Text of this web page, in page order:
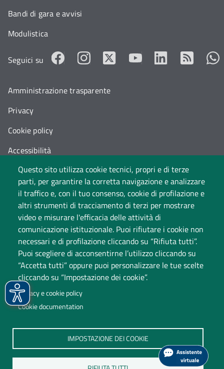
Questo sito utilizza cookie tecnici, propri e di terze
parti, per garantire la corretta navigazione e analizzare
il traffico e, con il tuo consenso, cookie di profilazione e
altri strumenti di tracciamento di terzi per mostrare
video e misurare l'efficacia delle attività di
comunicazione istituzionale. Puoi rifiutare i cookie non
necessari e di profilazione cliccando su “Rifiuta tutti”.
Puoi scegliere di acconsentirne l’utilizzo cliccando su
“Accetta tutti” oppure puoi personalizzare le tue scelte
cliccando su “Impostazione dei cookie”.
Privacy e cookie policy
Cookie documentation
IMPOSTAZIONE DEI COOKIE
Università degli Studi dell'Insubria
Sede legale: via Ravasi 2, 21100 Varese
P.IVA 02481820120
(C.F. 95039180120)
PEC: ateneo@pec.uninsubria.it (vedi le altre caselle )
Bandi di gara e avvisi
Modulistica
Seguici su
Amministrazione trasparente
Privacy
Cookie policy
Accessibilità
Cambia idea sui cookie
Dati di monitoraggio